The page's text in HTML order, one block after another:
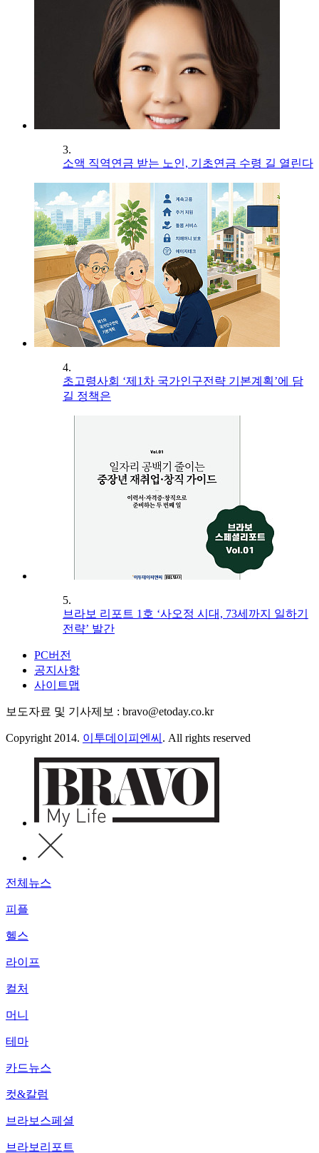
3.
소액 직역연금 받는 노인, 기초연금 수령 길 열린다
4.
초고령사회 ‘제1차 국가인구전략 기본계획’에 담
길 정책은
5.
브라보 리포트 1호 ‘사오정 시대, 73세까지 일하기
전략’ 발간
PC버전
공지사항
사이트맵
보도자료 및 기사제보 : bravo@etoday.co.kr
Copyright 2014. 이투데이피엔씨 . All rights reserved
전체뉴스
피플
헬스
라이프
컬처
머니
테마
카드뉴스
컷&칼럼
브라보스페셜
브라보리포트